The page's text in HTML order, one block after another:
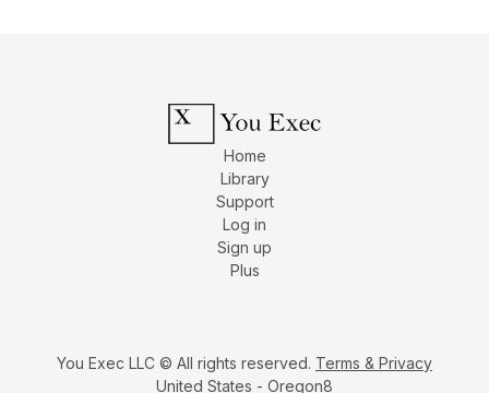
Home
Library
Support
Log in
Sign up
Plus
You Exec LLC © All rights reserved. Terms & Privacy
United States - Oregon8